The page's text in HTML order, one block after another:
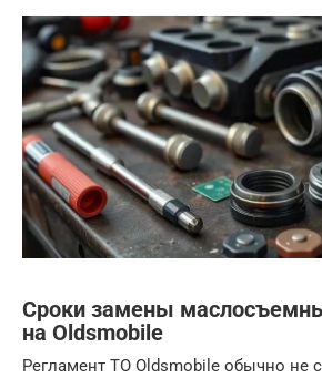
Сроки замены
на Oldsmobile
Регламент ТО Oldsmobile обычно не